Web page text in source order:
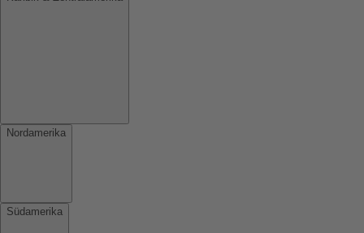
Nordamerika
Südamerika